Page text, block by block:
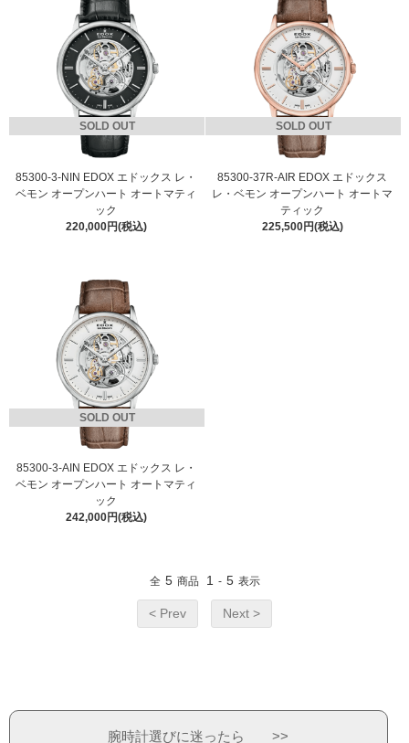
SOLD OUT
85300-3-NIN EDOX エドックス レ・
ベモン オープンハート オートマティ
ック
220,000円(税込)
SOLD OUT
85300-37R-AIR EDOX エドックス
レ・ベモン オープンハート オートマ
ティック
225,500円(税込)
SOLD OUT
85300-3-AIN EDOX エドックス レ・
ベモン オープンハート オートマティ
ック
242,000円(税込)
全 5 商品 1 - 5 表示
< Prev Next >
腕時計選びに迷ったら >>